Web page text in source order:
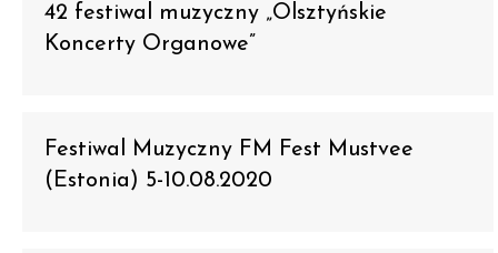
42 festiwal muzyczny „Olsztyńskie
Koncerty Organowe”
Festiwal Muzyczny FM Fest Mustvee
(Estonia) 5-10.08.2020